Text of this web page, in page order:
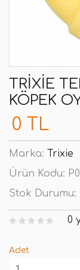
TRIXIE
KÖPEK
0 TL
Marka: Trixie
Ürün Kodu:
Stok Durumu:
0
Adet